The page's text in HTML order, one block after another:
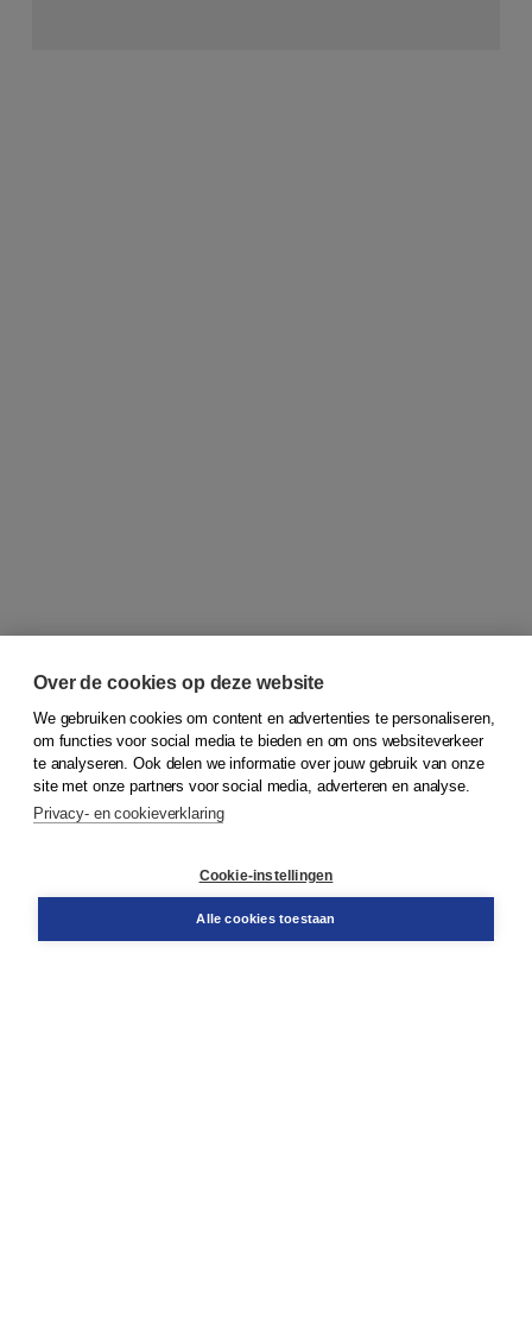
© 2026Koninklijke Boom uitgevers
Bestellen
Over de cookies op deze website
We gebruiken cookies om content en advertenties te personaliseren,
om functies voor social media te bieden en om ons websiteverkeer
te analyseren. Ook delen we informatie over jouw gebruik van onze
site met onze partners voor social media, adverteren en analyse.
Privacy- en cookieverklaring
Cookie-instellingen
Alle cookies toestaan